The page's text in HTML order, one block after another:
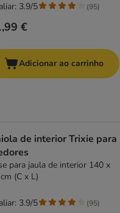
€
3.9/5 (95)
Adicionar ao carrinho
de interior Trixie para
para jaula de interior 140 x
(C x L)
3.9/5 (95)